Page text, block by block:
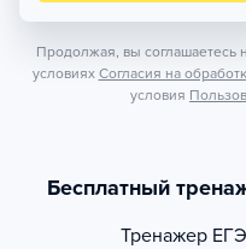
Продолжая, вы соглашаетесь
условиях Согласия на
условия
Бесплатный
Тренажер